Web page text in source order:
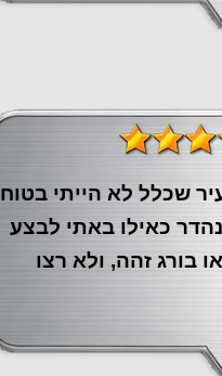
שכלל לא הייתי בטוח
כאילו באתי לבצע
בורג זהה, ולא רצו